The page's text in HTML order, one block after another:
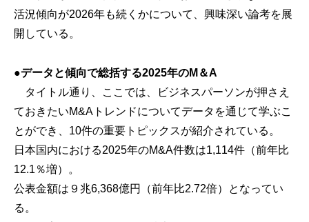
活況傾向が2026年も続くかについて、興味深い論考を展
開している。
●データと傾向で総括する2025年のM＆A
タイトル通り、ここでは、ビジネスパーソンが押さえ
ておきたいM&Aトレンドについてデータを通じて学ぶこ
とができ、10件の重要トピックスが紹介されている。
日本国内における2025年のM&A件数は1,114件（前年比
12.1％増）。
公表金額は９兆6,368億円（前年比2.72倍）となってい
る。